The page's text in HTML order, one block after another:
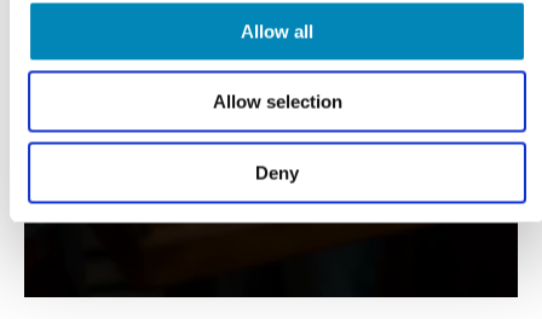
Allow all
Allow selection
Deny
Professionel rådgivning